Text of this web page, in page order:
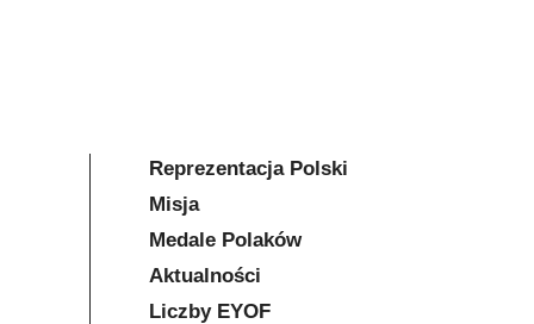
Reprezentacja Polski
Misja
Medale Polaków
Aktualności
Liczby EYOF